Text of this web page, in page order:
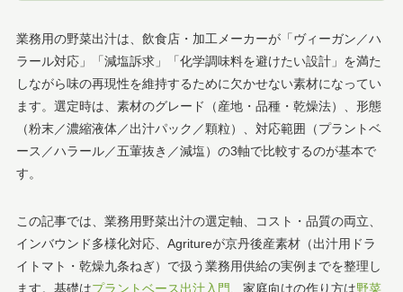
業務用の野菜出汁は、飲食店・加工メーカーが「ヴィーガン／ハ
ラール対応」「減塩訴求」「化学調味料を避けたい設計」を満た
しながら味の再現性を維持するために欠かせない素材になってい
ます。選定時は、素材のグレード（産地・品種・乾燥法）、形態
（粉末／濃縮液体／出汁パック／顆粒）、対応範囲（プラントベ
ース／ハラール／五葷抜き／減塩）の3軸で比較するのが基本で
す。
この記事では、業務用野菜出汁の選定軸、コスト・品質の両立、
インバウンド多様化対応、Agritureが京丹後産素材（出汁用ドラ
イトマト・乾燥九条ねぎ）で扱う業務用供給の実例までを整理し
ます。基礎はプラントベース出汁入門、家庭向けの作り方は野菜